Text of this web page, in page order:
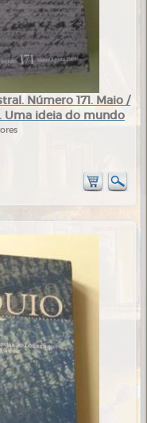
Número 171. Maio /
Uma ideia do mundo